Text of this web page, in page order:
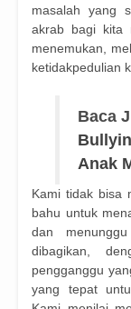
masalah yang
akrab bagi kita
menemukan,
ketidakpedulian
Baca
Anak
Kami tidak bisa
bahu untuk
dan
dibagikan,
pengganggu
yang tepat